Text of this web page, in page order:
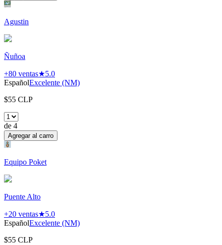
Agustin
Ñuñoa
+80 ventas★5.0
EspañolExcelente (NM)
$55 CLP
de 4
Agregar al carro
Equipo Poket
Puente Alto
+20 ventas★5.0
EspañolExcelente (NM)
$55 CLP